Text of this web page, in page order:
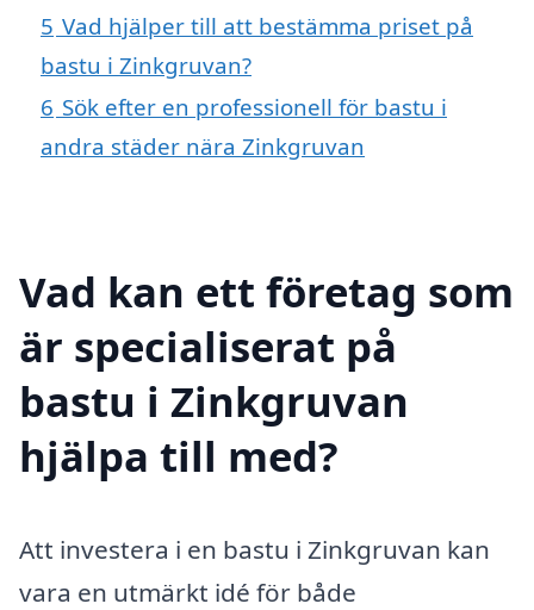
5 Vad hjälper till att bestämma priset på
bastu i Zinkgruvan?
6 Sök efter en professionell för bastu i
andra städer nära Zinkgruvan
Vad kan ett företag som
är specialiserat på
bastu i Zinkgruvan
hjälpa till med?
Att investera i en bastu i Zinkgruvan kan
vara en utmärkt idé för både